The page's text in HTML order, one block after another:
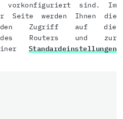
vorkonfiguriert sind. Im
Seite werden Ihnen die
den Zugriff auf die
Routers und zur
Standardeinstellungen